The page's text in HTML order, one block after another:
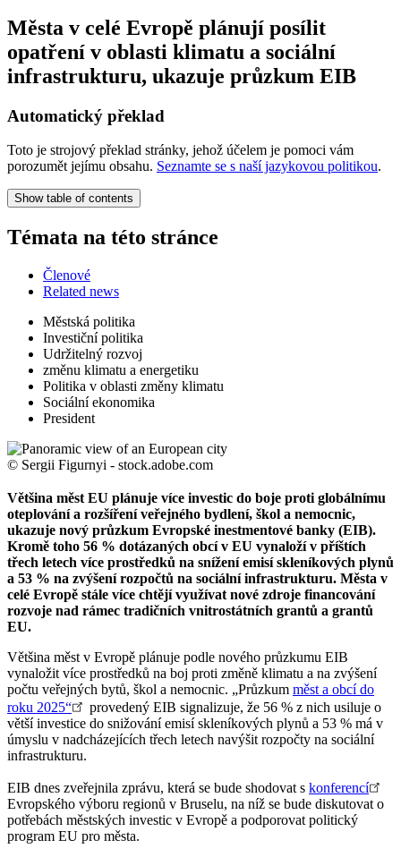
Města v celé Evropě plánují posílit
opatření v oblasti klimatu a sociální
infrastrukturu, ukazuje průzkum EIB
Automatický překlad
Toto je strojový překlad stránky, jehož účelem je pomoci vám
porozumět jejímu obsahu. Seznamte se s naší jazykovou politikou.
Show table of contents
Témata na této stránce
Členové
Related news
Městská politika
Investiční politika
Udržitelný rozvoj
změnu klimatu a energetiku
Politika v oblasti změny klimatu
Sociální ekonomika
President
© Sergii Figurnyi - stock.adobe.com
Většina měst EU plánuje více investic do boje proti globálnímu
oteplování a rozšíření veřejného bydlení, škol a nemocnic,
ukazuje nový průzkum Evropské inestmentové banky (EIB).
Kromě toho 56 % dotázaných obcí v EU vynaloží v příštích
třech letech více prostředků na snížení emisí skleníkových plynů
a 53 % na zvýšení rozpočtů na sociální infrastrukturu. Města v
celé Evropě stále více chtějí využívat nové zdroje financování
rozvoje nad rámec tradičních vnitrostátních grantů a grantů
EU.
Většina měst v Evropě plánuje podle nového průzkumu EIB
vynaložit více prostředků na boj proti změně klimatu a na zvýšení
počtu veřejných bytů, škol a nemocnic. „Průzkum měst a obcí do
roku 2025“
provedený EIB signalizuje, že 56 % z nich usiluje o
větší investice do snižování emisí skleníkových plynů a 53 % má v
úmyslu v nadcházejících třech letech navýšit rozpočty na sociální
infrastrukturu.
EIB dnes zveřejnila zprávu, která se bude shodovat s konferencí
Evropského výboru regionů v Bruselu, na níž se bude diskutovat o
potřebách městských investic v Evropě a podporovat politický
program EU pro města.